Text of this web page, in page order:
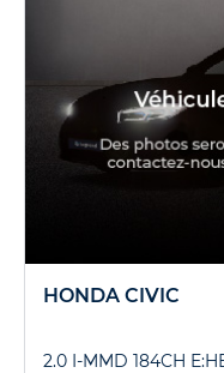
HONDA CIVIC
2.0 I-MMD 184CH